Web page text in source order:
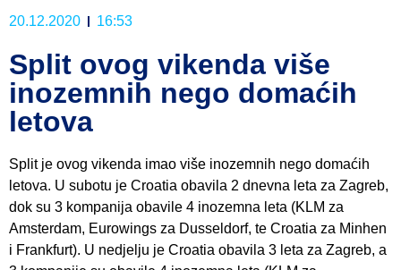
20.12.2020 16:53
Split ovog vikenda više
inozemnih nego domaćih
letova
Split je ovog vikenda imao više inozemnih nego domaćih
letova. U subotu je Croatia obavila 2 dnevna leta za Zagreb,
dok su 3 kompanija obavile 4 inozemna leta (KLM za
Amsterdam, Eurowings za Dusseldorf, te Croatia za Minhen
i Frankfurt). U nedjelju je Croatia obavila 3 leta za Zagreb, a